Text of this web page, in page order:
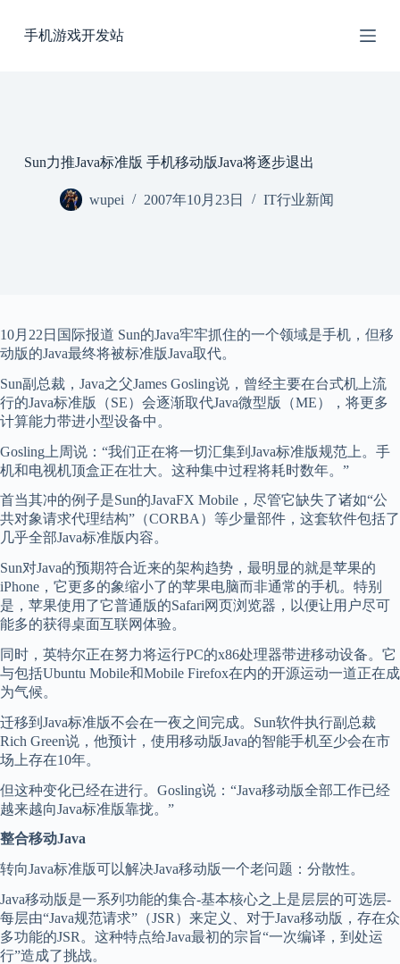
过
手机游戏开发站
Sun力推Java标准版 手机移动版Java将逐步退出
wupei 2007年10月23日 IT行业新闻
10月22日国际报道 Sun的Java牢牢抓住的一个领域是手机，但移
动版的Java最终将被标准版Java取代。
Sun副总裁，Java之父James Gosling说，曾经主要在台式机上流
行的Java标准版（SE）会逐渐取代Java微型版（ME），将更多
计算能力带进小型设备中。
Gosling上周说：“我们正在将一切汇集到Java标准版规范上。手
机和电视机顶盒正在壮大。这种集中过程将耗时数年。”
首当其冲的例子是Sun的JavaFX Mobile，尽管它缺失了诸如“公
共对象请求代理结构”（CORBA）等少量部件，这套软件包括了
几乎全部Java标准版内容。
Sun对Java的预期符合近来的架构趋势，最明显的就是苹果的
iPhone，它更多的象缩小了的苹果电脑而非通常的手机。特别
是，苹果使用了它普通版的Safari网页浏览器，以便让用户尽可
能多的获得桌面互联网体验。
同时，英特尔正在努力将运行PC的x86处理器带进移动设备。它
与包括Ubuntu Mobile和Mobile Firefox在内的开源运动一道正在成
为气候。
迁移到Java标准版不会在一夜之间完成。Sun软件执行副总裁
Rich Green说，他预计，使用移动版Java的智能手机至少会在市
场上存在10年。
但这种变化已经在进行。Gosling说：“Java移动版全部工作已经
越来越向Java标准版靠拢。”
整合移动Java
转向Java标准版可以解决Java移动版一个老问题：分散性。
Java移动版是一系列功能的集合-基本核心之上是层层的可选层-
每层由“Java规范请求”（JSR）来定义、对于Java移动版，存在众
多功能的JSR。这种特点给Java最初的宗旨“一次编译，到处运
行”造成了挑战。